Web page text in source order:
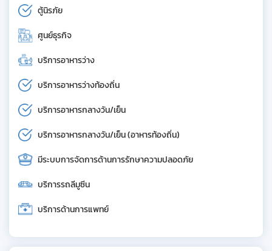
ตู้นิรภัย
ศูนย์ธุรกิจ
บริการอาหารว่าง
บริการอาหารว่างท้องถิ่น
บริการอาหารกลางวัน/เย็น
บริการอาหารกลางวัน/เย็น (อาหารท้องถิ่น)
มีระบบการจัดการด้านการรักษาความปลอดภัย
บริการรถลีมูซีน
บริการด้านการแพทย์